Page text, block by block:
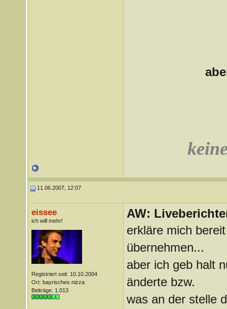
11.06.2007, 12:07
eissee
ich will mehr!
Registriert seit: 10.10.2004
Ort: bayrisches nizza
Beiträge: 1.013
AW:
erkläre mich
übernehmen...
aber ich geb halt
änderte bzw.
was an der stelle